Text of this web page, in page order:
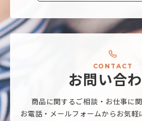
CO N T A C T
お問い合わ
商品に関するご相談・ お仕事に
お電話・メールフォームから お気軽